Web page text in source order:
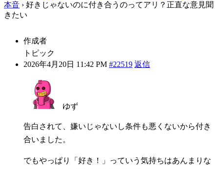
本音 › 好きじゃないのに付き合うのってアリ？正直な意見聞
きたい
作成者
トピック
2026年4月20日 11:42 PM #22519 返信
ゆず
告白されて、嫌いじゃないし条件も悪くないから付き
合いました。
でもやっぱり「好き！」っていう気持ちはあんまりな